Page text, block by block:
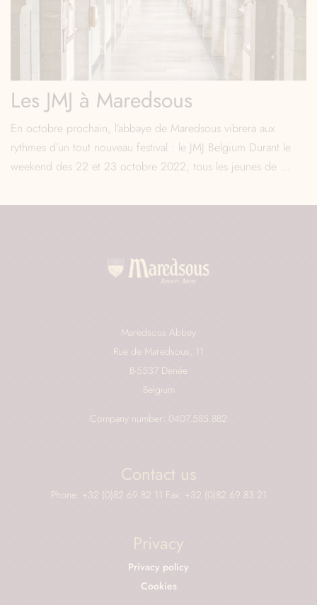
Les JMJ à Maredsous
En octobre prochain, l’abbaye de Maredsous vibrera aux
rythmes d’un tout nouveau festival : le JMJ Belgium Durant le
weekend des 22 et 23 octobre 2022, tous les jeunes de …
Maredsous Abbey
Rue de Maredsous, 11
B-5537 Denée
Belgium
Company number: 0407.585.882
Contact us
Phone: +32 (0)82 69 82 11 Fax: +32 (0)82 69 83 21
Privacy
Privacy policy
Cookies